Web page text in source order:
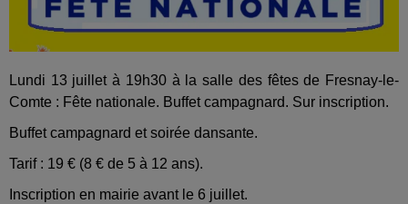
Lundi 13 juillet à 19h30 à la salle des fêtes de Fresnay-le-
Comte : Fête nationale. Buffet campagnard. Sur inscription.
Buffet campagnard et soirée dansante.
Tarif : 19 € (8 € de 5 à 12 ans).
Inscription en mairie avant le 6 juillet.